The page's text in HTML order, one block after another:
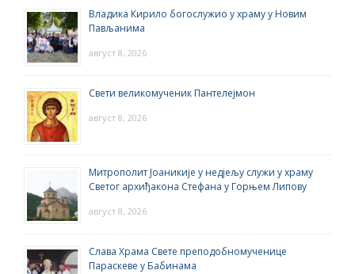
Владика Кирило богослужио у храму у Новим
Пављанима
август 8, 2026
Свети великомученик Пантелејмон
август 8, 2026
Митрополит Јоаникије у недјељу служи у храму
Светог архиђакона Стефана у Горњем Липову
август 8, 2026
Слава Храма Свете преподобномученице
Параскеве у Бабинама